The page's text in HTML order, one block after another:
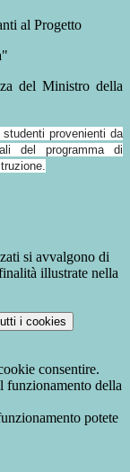
al Progetto
del Ministro della
provenienti da
del programma di
si avvalgono di
illustrate nella
i cookies
consentire.
funzionamento della
potete